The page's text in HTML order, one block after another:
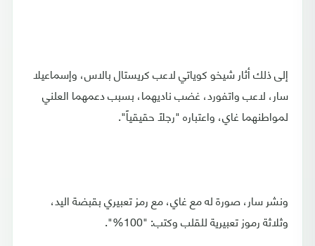
إلى ذلك أثار شيخو كوياتي لاعب كريستال بالاس، وإسماعيلا
سار، لاعب واتفورد، غضب ناديهما، بسبب دعمهما العلني
لمواطنهما غاي، واعتباره "رجلاً حقيقياً".
ونشر سار، صورة له مع غاي، مع رمز تعبيري بقبضة اليد،
وثلاثة رموز تعبيرية للقلب وكتب: "100%".